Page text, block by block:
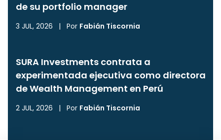
de su portfolio manager
3 JUL, 2026 | Por Fabián Tiscornia
SURA Investments contrata a
experimentada ejecutiva como directora
de Wealth Management en Perú
2 JUL, 2026 | Por Fabián Tiscornia